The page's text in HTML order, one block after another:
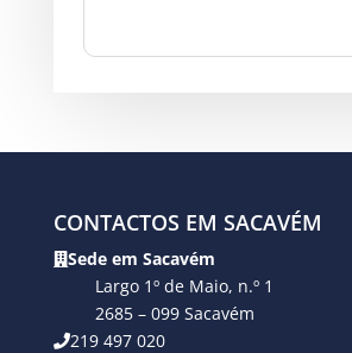
CONTACTOS EM SACAVÉM
Sede em Sacavém
Largo 1º de Maio, n.º 1
2685 – 099 Sacavém
219 497 020